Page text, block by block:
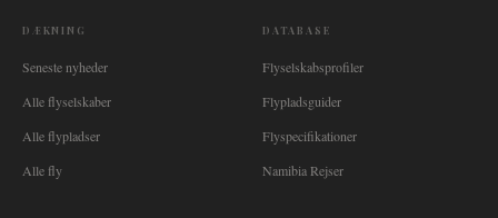
DÆKNING
Seneste nyheder
Alle flyselskaber
Alle flypladser
Alle fly
DATABASE
Flyselskabsprofiler
Flypladsguider
Flyspecifikationer
Namibia Rejser